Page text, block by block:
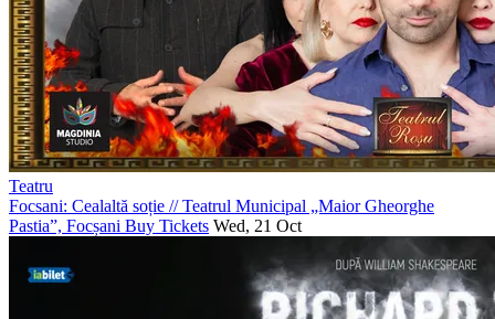
Teatru
Focsani: Cealaltă soție //Teatrul Municipal „Maior Gheorghe
Pastia”, Focșani Buy Tickets Wed, 21 Oct